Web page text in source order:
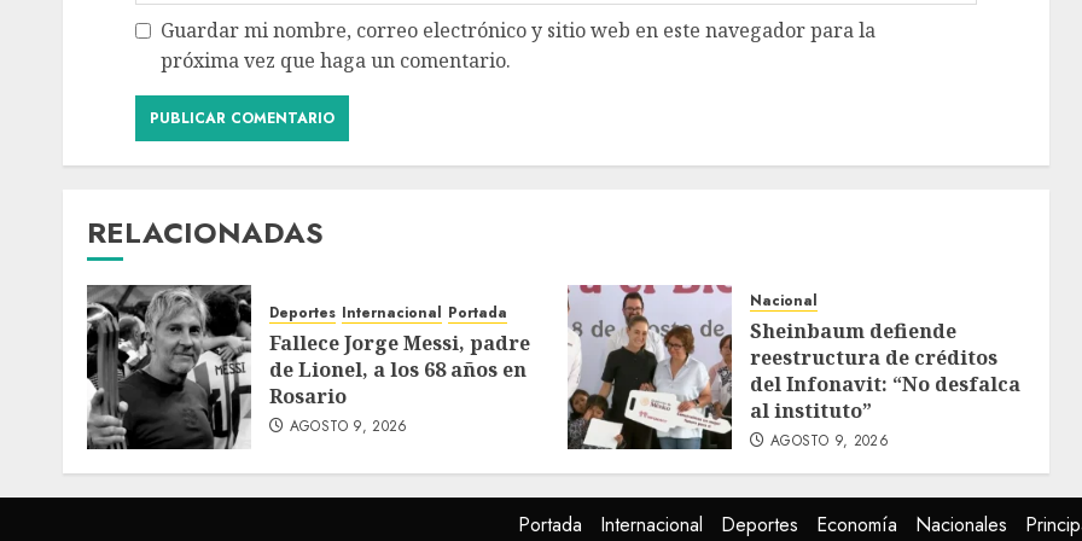
Guardar mi nombre, correo electrónico y sitio web en este navegador para la
próxima vez que haga un comentario.
RELACIONADAS
Deportes Internacional Portada
Fallece Jorge Messi, padre
de Lionel, a los 68 años en
Rosario
AGOSTO 9, 2026
Nacional
Sheinbaum defiende
reestructura de créditos
del Infonavit: “No desfalca
al instituto”
AGOSTO 9, 2026
Portada Internacional Deportes Economía Nacionales